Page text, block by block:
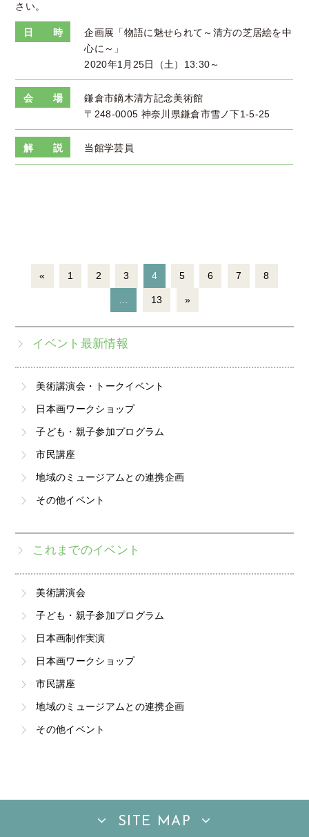
さい。
日 時
企画展「物語に魅せられて～清方の芝居絵を中
心に～」
2020年1月25日（土）13:30～
会 場
鎌倉市鏑木清方記念美術館
〒248-0005 神奈川県鎌倉市雪ノ下1-5-25
解 説 当館学芸員
« 1 2 3 4 5 6 7 8
… 13 »
イベント最新情報
美術講演会・トークイベント
日本画ワークショップ
子ども・親子参加プログラム
市民講座
地域のミュージアムとの連携企画
その他イベント
これまでのイベント
美術講演会
子ども・親子参加プログラム
日本画制作実演
日本画ワークショップ
市民講座
地域のミュージアムとの連携企画
その他イベント
SITE MAP